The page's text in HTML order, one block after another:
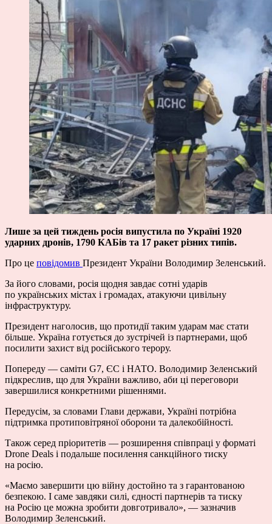
Лише за цей тиждень росія випустила по Україні 1920
ударних дронів, 1790 КАБів та 17 ракет різних типів.
Про це повідомив Президент України Володимир Зеленський.
За його словами, росія щодня завдає сотні ударів
по українських містах і громадах, атакуючи цивільну
інфраструктуру.
Президент наголосив, що протидії таким ударам має стати
більше. Україна готується до зустрічей із партнерами, щоб
посилити захист від російського терору.
Попереду — саміти G7, ЄС і НАТО. Володимир Зеленський
підкреслив, що для України важливо, аби ці переговори
завершилися конкретними рішеннями.
Передусім, за словами Глави держави, Україні потрібна
підтримка протиповітряної оборони та далекобійності.
Також серед пріоритетів — розширення співпраці у форматі
Drone Deals і подальше посилення санкційного тиску
на росію.
«Маємо завершити цю війну достойно та з гарантованою
безпекою. І саме завдяки силі, єдності партнерів та тиску
на Росію це можна зробити довготривало», — зазначив
Володимир Зеленський.